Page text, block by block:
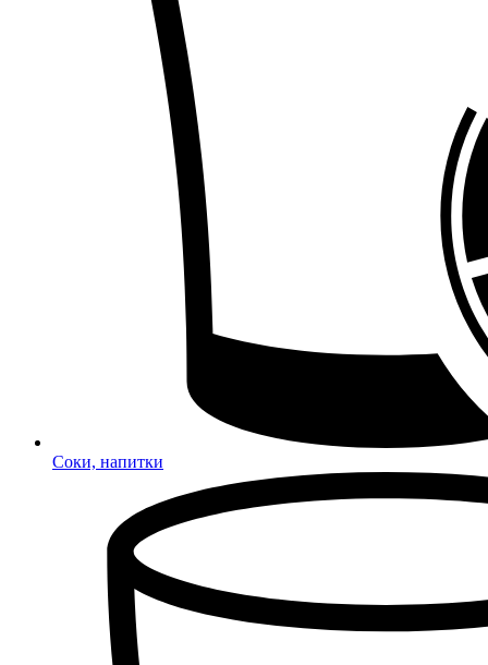
Соки, напитки